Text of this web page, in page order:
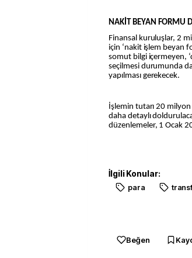
NAKİT BEYAN FORMU
Finansal kuruluşlar, 2
için ‘nakit işlem beyan
somut bilgi içermeyen,
seçilmesi durumunda
yapılması gerekecek.
İşlemin tutarı 20
daha detaylı
düzenlemeler, 1 Ocak
İlgili Konular:
para
Beğen